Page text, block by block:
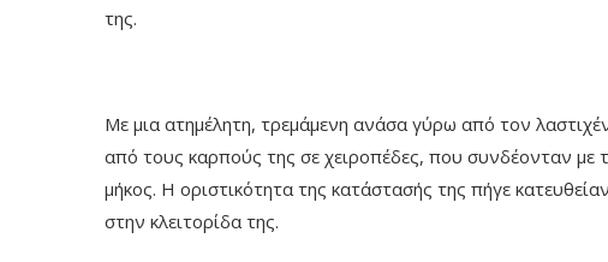
της.
Με μια ατημέλητη, τρεμάμενη ανάσα γύρω από τον
από τους καρπούς της σε χειροπέδες, που συνδέονταν με
μήκος. Η οριστικότητα της κατάστασής της πήγε
στην κλειτορίδα της.